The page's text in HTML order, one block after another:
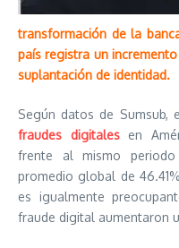
transformación de la
país registra un
suplantación de identidad.
Según datos de
fraudes digitalesen
frente al mismo
promedio global de
es igualmente
fraude digital aumentaron